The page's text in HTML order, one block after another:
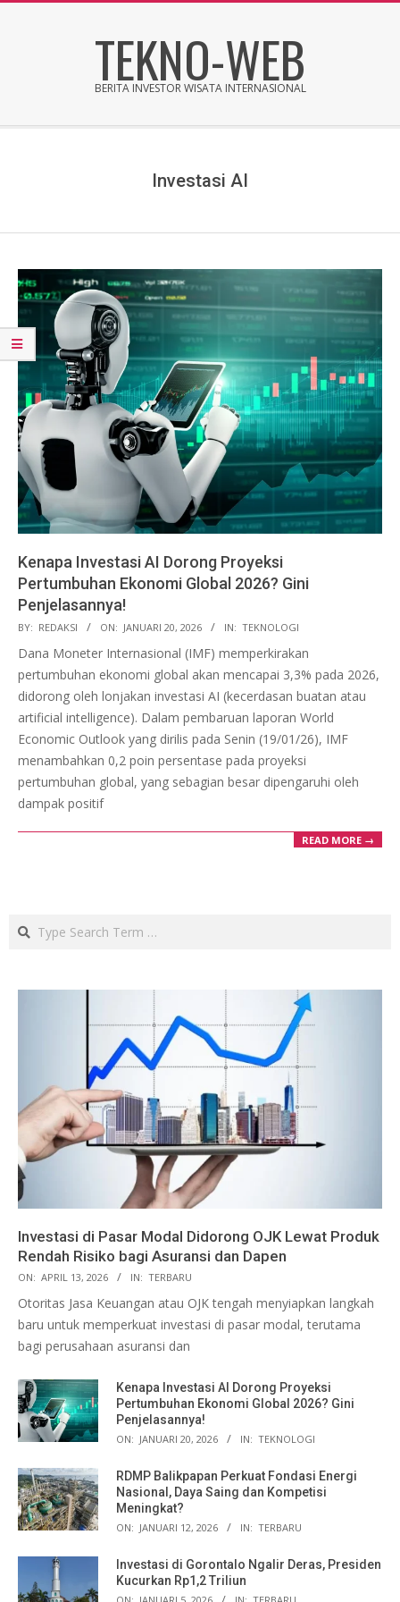
TEKNO-WEB
BERITA INVESTOR WISATA INTERNASIONAL
Investasi AI
Kenapa Investasi AI Dorong Proyeksi
Pertumbuhan Ekonomi Global 2026? Gini
Penjelasannya!
2026-
01-
BY: REDAKSI ON: JANUARI 20, 2026 IN: TEKNOLOGI
Dana Moneter Internasional (IMF) memperkirakan
pertumbuhan ekonomi global akan mencapai 3,3% pada 2026,
didorong oleh lonjakan investasi AI (kecerdasan buatan atau
artificial intelligence). Dalam pembaruan laporan World
Economic Outlook yang dirilis pada Senin (19/01/26), IMF
menambahkan 0,2 poin persentase pada proyeksi
pertumbuhan global, yang sebagian besar dipengaruhi oleh
dampak positif
READ MORE →
Search
Investasi di Pasar Modal Didorong OJK Lewat Produk
Rendah Risiko bagi Asuransi dan Dapen
ON: APRIL 13, 2026 IN: TERBARU
Otoritas Jasa Keuangan atau OJK tengah menyiapkan langkah
baru untuk memperkuat investasi di pasar modal, terutama
bagi perusahaan asuransi dan
Kenapa Investasi AI Dorong Proyeksi
Pertumbuhan Ekonomi Global 2026? Gini
Penjelasannya!
ON: JANUARI 20, 2026 IN: TEKNOLOGI
RDMP Balikpapan Perkuat Fondasi Energi
Nasional, Daya Saing dan Kompetisi
Meningkat?
ON: JANUARI 12, 2026 IN: TERBARU
Investasi di Gorontalo Ngalir Deras, Presiden
Kucurkan Rp1,2 Triliun